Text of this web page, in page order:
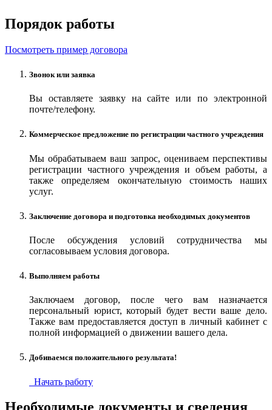
Порядок работы
Посмотреть пример договора
Звонок или заявка
Вы оставляете заявку на сайте или по электронной
почте/телефону.
Коммерческое предложение по регистрации частного учреждения
Мы обрабатываем ваш запрос, оцениваем перспективы
регистрации частного учреждения и объем работы, а
также определяем окончательную стоимость наших
услуг.
Заключение договора и подготовка необходимых документов
После обсуждения условий сотрудничества мы
согласовываем условия договора.
Выполняем работы
Заключаем договор, после чего вам назначается
персональный юрист, который будет вести ваше дело.
Также вам предоставляется доступ в личный кабинет с
полной информацией о движении вашего дела.
Добиваемся положительного результата!
Начать работу